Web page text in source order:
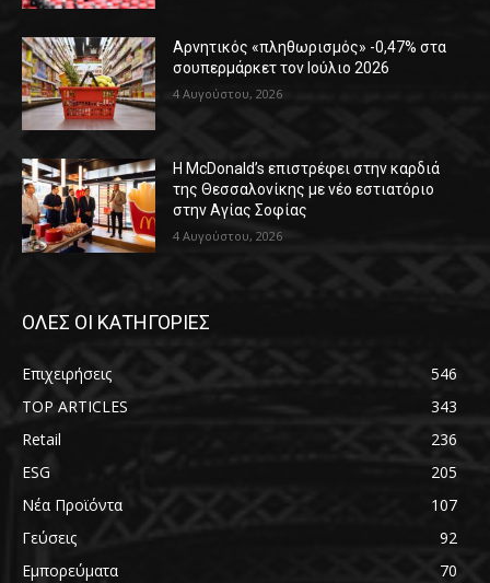
Αρνητικός «πληθωρισμός» -0,47% στα
σουπερμάρκετ τον Ιούλιο 2026
4 Αυγούστου, 2026
Η McDonald’s επιστρέφει στην καρδιά
της Θεσσαλονίκης με νέο εστιατόριο
στην Αγίας Σοφίας
4 Αυγούστου, 2026
ΟΛΕΣ ΟΙ ΚΑΤΗΓΟΡΙΕΣ
Επιχειρήσεις
546
TOP ARTICLES
343
Retail
236
ESG
205
Νέα Προϊόντα
107
Γεύσεις
92
Εμπορεύματα
70